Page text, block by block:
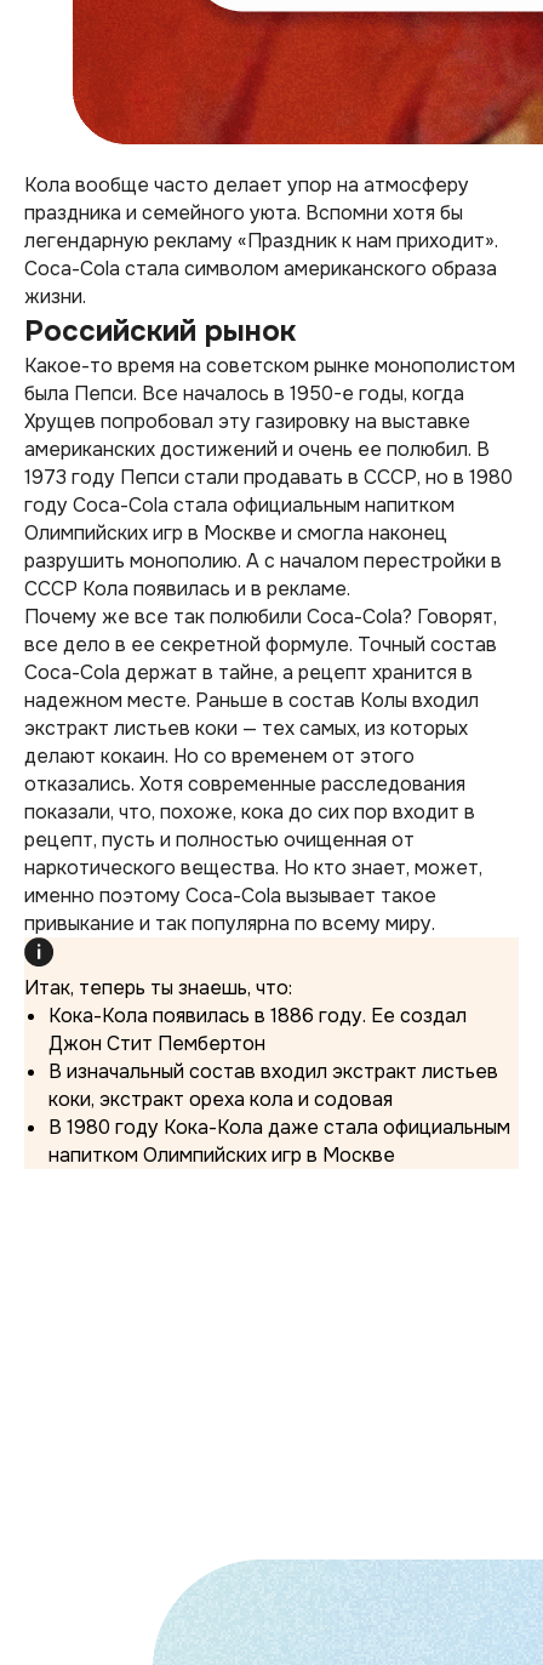
Кола вообще часто делает упор на атмосферу
праздника и семейного уюта. Вспомни хотя бы
легендарную рекламу «Праздник к нам приходит».
Coca-Cola стала символом американского образа
жизни.
Российский рынок
Какое-то время на советском рынке монополистом
была Пепси. Все началось в 1950-е годы, когда
Хрущев попробовал эту газировку на выставке
американских достижений и очень ее полюбил. В
1973 году Пепси стали продавать в СССР, но в 1980
году Coca-Cola стала официальным напитком
Олимпийских игр в Москве и смогла наконец
разрушить монополию. А с началом перестройки в
СССР Кола появилась и в рекламе.
Почему же все так полюбили Coca-Cola? Говорят,
все дело в ее секретной формуле. Точный состав
Coca-Cola держат в тайне, а рецепт хранится в
надежном месте. Раньше в состав Колы входил
экстракт листьев коки — тех самых, из которых
делают кокаин. Но со временем от этого
отказались. Хотя современные расследования
показали, что, похоже, кока до сих пор входит в
рецепт, пусть и полностью очищенная от
наркотического вещества. Но кто знает, может,
именно поэтому Coca-Cola вызывает такое
привыкание и так популярна по всему миру.
Итак, теперь ты знаешь, что:
Кока-Кола появилась в 1886 году. Ее создал
Джон Стит Пембертон
В изначальный состав входил экстракт листьев
коки, экстракт ореха кола и содовая
В 1980 году Кока-Кола даже стала официальным
напитком Олимпийских игр в Москве